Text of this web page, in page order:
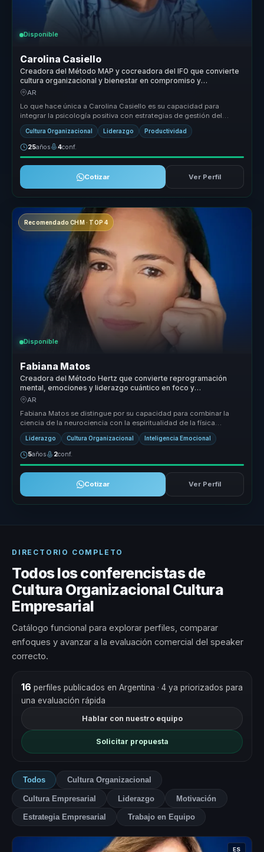
Disponible
Carolina Casiello
Creadora del Método MAP y cocreadora del IFO que convierte
cultura organizacional y bienestar en compromiso y
productividad para empresas.
AR
Lo que hace única a Carolina Casiello es su capacidad para
integrar la psicología positiva con estrategias de gestión del
talento, creand...
Cultura Organizacional Liderazgo Productividad
25años 4conf.
Cotizar Ver Perfil
Recomendado CHM · TOP 4
Disponible
Fabiana Matos
Creadora del Método Hertz que convierte reprogramación
mental, emociones y liderazgo cuántico en foco y
transformación para equipos.
AR
Fabiana Matos se distingue por su capacidad para combinar la
ciencia de la neurociencia con la espiritualidad de la física
cuántica, ofre...
Liderazgo Cultura Organizacional Inteligencia Emocional
5años 2conf.
Cotizar Ver Perfil
DIRECTORIO COMPLETO
Todos los conferencistas de
Cultura Organizacional Cultura
Empresarial
Catálogo funcional para explorar perfiles, comparar
enfoques y avanzar a la evaluación comercial del speaker
correcto.
16 perfiles publicados en Argentina · 4 ya priorizados para
una evaluación rápida
Hablar con nuestro equipo
Solicitar propuesta
Todos Cultura Organizacional
Cultura Empresarial Liderazgo Motivación
Estrategia Empresarial Trabajo en Equipo
ES